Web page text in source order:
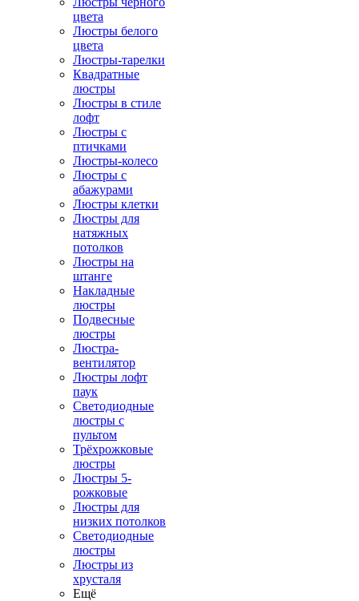
цвета
Люстры белого
цвета
Люстры-тарелки
Квадратные
люстры
Люстры в стиле
лофт
Люстры с
птичками
Люстры-колесо
Люстры с
абажурами
Люстры клетки
Люстры для
натяжных
потолков
Люстры на
штанге
Накладные
люстры
Подвесные
люстры
Люстра-
вентилятор
Люстры лофт
паук
Светодиодные
люстры с
пультом
Трёхрожковые
люстры
Люстры 5-
рожковые
Люстры для
низких потолков
Cветодиодные
люстры
Люстры из
хрусталя
Ещё